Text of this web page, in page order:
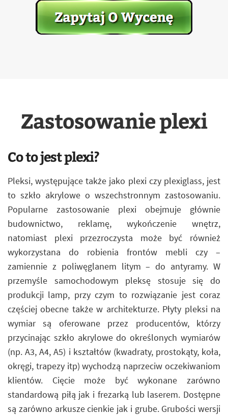
Zastosowanie plexi
Co to jest plexi?
Pleksi, występujące także jako plexi czy plexiglass, jest
to szkło akrylowe o wszechstronnym zastosowaniu.
Popularne zastosowanie plexi obejmuje głównie
budownictwo, reklamę, wykończenie wnętrz,
natomiast plexi przezroczysta może być również
wykorzystana do robienia frontów mebli czy –
zamiennie z poliwęglanem litym – do antyramy. W
przemyśle samochodowym pleksę stosuje się do
produkcji lamp, przy czym to rozwiązanie jest coraz
częściej obecne także w architekturze. Płyty pleksi na
wymiar są oferowane przez producentów, którzy
przycinając szkło akrylowe do określonych wymiarów
(np. A3, A4, A5) i kształtów (kwadraty, prostokąty, koła,
okręgi, trapezy itp) wychodzą naprzeciw oczekiwaniom
klientów. Cięcie może być wykonane zarówno
standardową piłą jak i frezarką lub laserem. Dostępne
są zarówno arkusze cienkie jak i grube. Grubości wersji